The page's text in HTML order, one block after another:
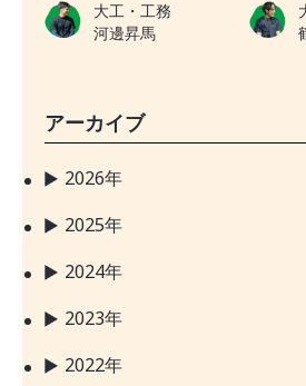
大工・工務
河邊昇馬
アーカイブ
2026年
2025年
2024年
2023年
2022年